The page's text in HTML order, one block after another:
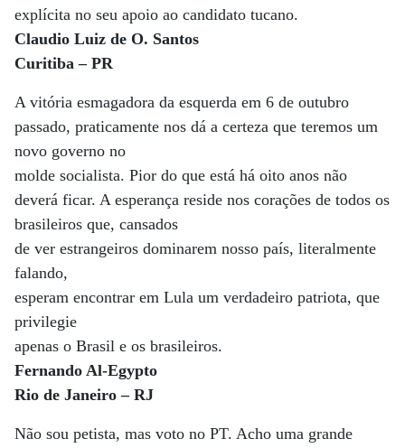
explícita no seu apoio ao candidato tucano.
Claudio Luiz de O. Santos
Curitiba – PR
A vitória esmagadora da esquerda em 6 de outubro
passado, praticamente nos dá a certeza que teremos um
novo governo no
molde socialista. Pior do que está há oito anos não
deverá ficar. A esperança reside nos corações de todos os
brasileiros que, cansados
de ver estrangeiros dominarem nosso país, literalmente
falando,
esperam encontrar em Lula um verdadeiro patriota, que
privilegie
apenas o Brasil e os brasileiros.
Fernando Al-Egypto
Rio de Janeiro – RJ
Não sou petista, mas voto no PT. Acho uma grande